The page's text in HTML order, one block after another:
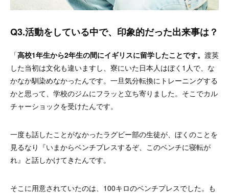
Q3.活動をしている中で、印象的だった出来事は？
「高校1年生から2年生の間にイギリスに留学したことです。 渡英
した当初は文化も違いますし、寮にいた日本人はぼく1人で、な
かなか馴染めなかったんです。一旦気分転換にトレーニングする
かと思って、学校のジムにフラッと立ち寄りました。そこでカル
チャーショックを受けたんです。
一度も話したことがなかったラグビー部の生徒が、ぼくのことを
見るなり『いまからベンチプレスするぞ、このベンチに寝転が
れ』と話しかけてきたんです。
そこに用意されていたのは、100キロのベンチプレスでした。も